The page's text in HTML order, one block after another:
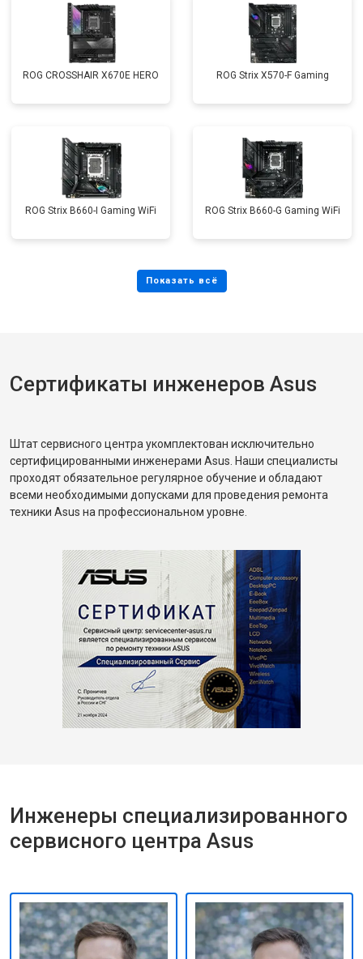
ROG CROSSHAIR X670E HERO ROG Strix X570-F Gaming
ROG Strix B660-I Gaming WiFi ROG Strix B660-G Gaming WiFi
Сертификаты инженеров Asus
Штат сервисного центра укомплектован исключительно
сертифицированными инженерами Asus. Наши специалисты
проходят обязательное регулярное обучение и обладают
всеми необходимыми допусками для проведения ремонта
техники Asus на профессиональном уровне.
Инженеры специализированного
сервисного центра Asus